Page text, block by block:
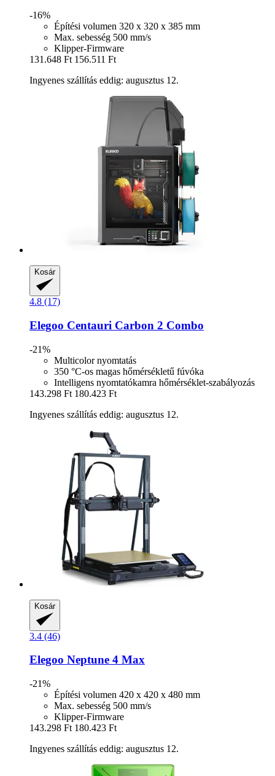
-16%
Építési volumen 320 x 320 x 385 mm
Max. sebesség 500 mm/s
Klipper-Firmware
131.648 Ft 156.511 Ft
Ingyenes szállítás eddig: augusztus 12.
Kosár
4.8 (17)
Elegoo Centauri Carbon 2 Combo
-21%
Multicolor nyomtatás
350 °C-os magas hőmérsékletű fúvóka
Intelligens nyomtatókamra hőmérséklet-szabályozás
143.298 Ft 180.423 Ft
Ingyenes szállítás eddig: augusztus 12.
Kosár
3.4 (46)
Elegoo Neptune 4 Max
-21%
Építési volumen 420 x 420 x 480 mm
Max. sebesség 500 mm/s
Klipper-Firmware
143.298 Ft 180.423 Ft
Ingyenes szállítás eddig: augusztus 12.